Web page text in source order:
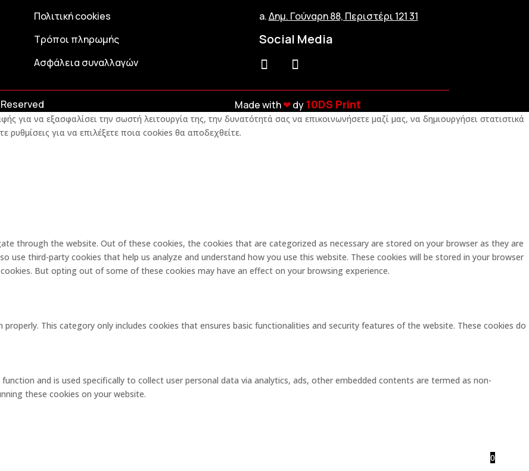
Πολιτική cookies
Τρόποι πληρωμής
Ασφάλεια συναλλαγών
a.Δημ. Γούναρη 88, Περιστέρι 121 31
Social Media
Made with❤︎dy10DS Print
για να εξασφαλίσει την σωστή λειτουργία της, την δυνατότητά σας να επικοινωνήσετε μαζί μας, να δημιουργήσει στατιστικά
ρυθμίσεις για να επιλέξετε ποια cookies θα αποδεχθείτε.
through the website. Out of these cookies, the cookies that are categorized as necessary are stored on your browser as they are
use third-party cookies that help us analyze and understand how you use this website. These cookies will be stored in your browser
But opting out of some of these cookies may have an effect on your browsing experience.
This category only includes cookies that ensures basic functionalities and security features of the website. These cookies do
and is used specifically to collect user personal data via analytics, ads, other embedded contents are termed as non-
these cookies on your website.
0